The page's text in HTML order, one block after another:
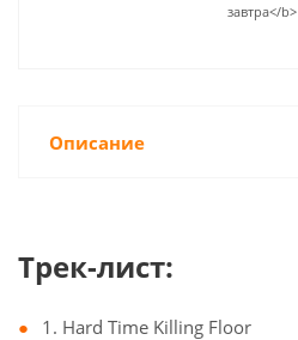
завтра</b>
Описание
Трек-лист:
1. Hard Time Killing Floor